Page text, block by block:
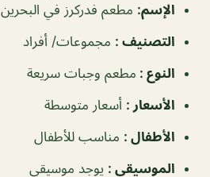
الإسم: مطعم فدركرز في البحرين
التصنيف : مجموعات/ أفراد
النوع : مطعم وجبات سريعة
الأسعار : أسعار متوسطة
الأطفال : مناسب للأطفال
الموسيقى : يوجد موسيقى